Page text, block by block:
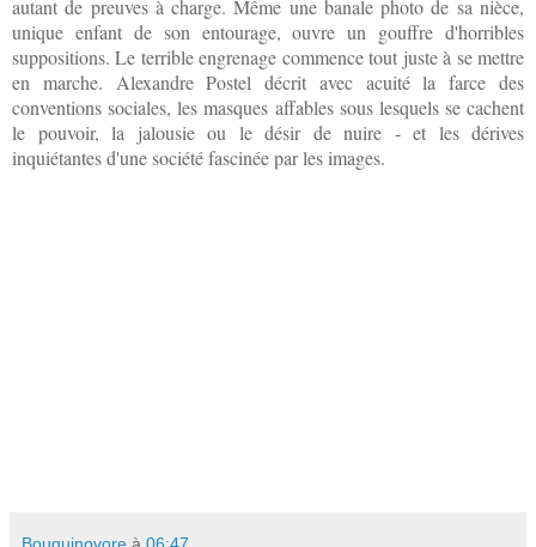
autant de preuves à charge. Même une banale photo de sa nièce,
unique enfant de son entourage, ouvre un gouffre d'horribles
suppositions. Le terrible engrenage commence tout juste à se mettre
en marche. Alexandre Postel décrit avec acuité la farce des
conventions sociales, les masques affables sous lesquels se cachent
le pouvoir, la jalousie ou le désir de nuire - et les dérives
inquiétantes d'une société fascinée par les images.